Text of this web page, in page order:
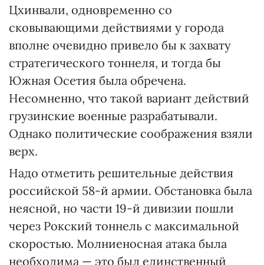
Цхинвали, одновременно со
сковывающими действиями у города
вполне очевидно привело бы к захвату
стратегического тоннеля, и тогда бы
Южная Осетия была обречена.
Несомненно, что такой вариант действий
грузинские военные разрабатывали.
Однако политические соображения взяли
верх.
Надо отметить решительные действия
российской 58-й армии. Обстановка была
неясной, но части 19-й дивизии пошли
через Рокский тоннель с максимальной
скоростью. Молниеносная атака была
необходима — это был единственный